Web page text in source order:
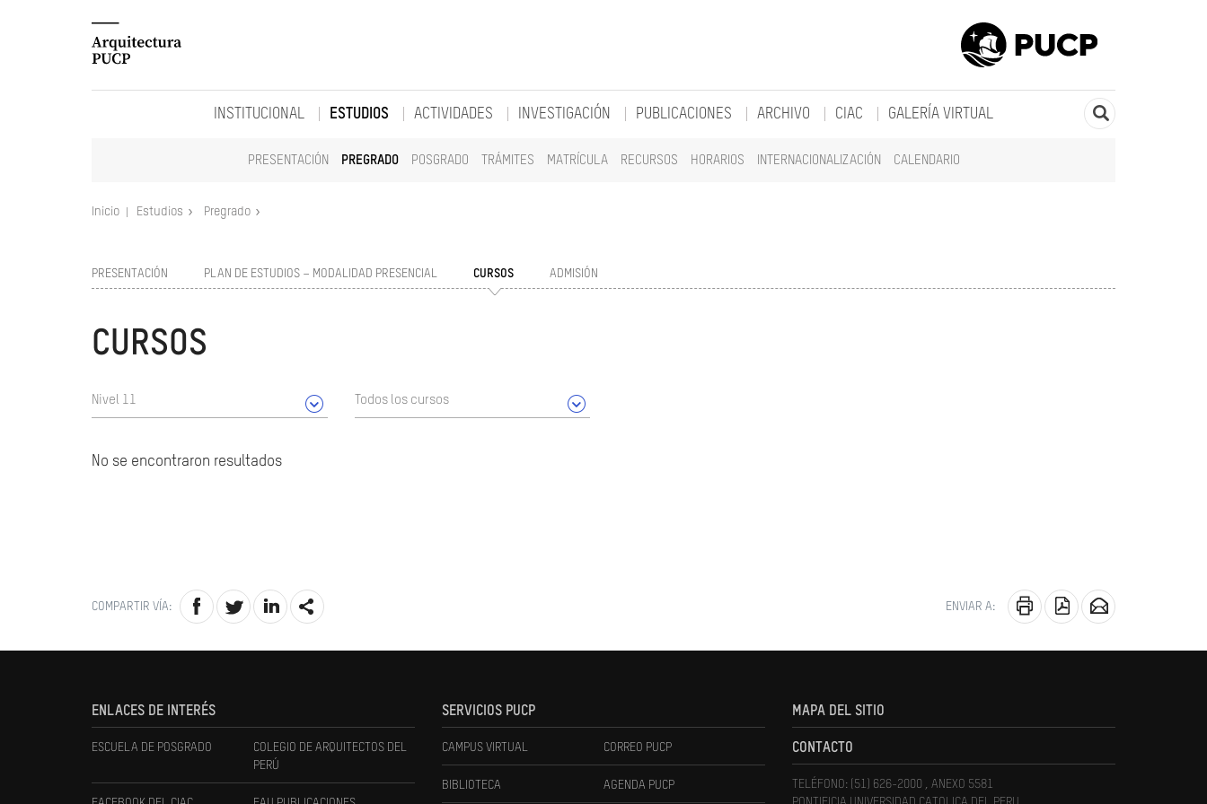
INSTITUCIONAL ESTUDIOS
PRESENTACIÓN PREGRADO POSGRADO TRÁMITES MATRÍCULA RECURSOS HORARIOS INTERNACIONALIZACIÓN CALENDARIO
ACTIVIDADES INVESTIGACIÓN PUBLICACIONES ARCHIVO CIAC GALERÍA VIRTUAL
Inicio Estudios Pregrado
PRESENTACIÓN PLAN DE ESTUDIOS – MODALIDAD PRESENCIAL CURSOS ADMISIÓN
CURSOS
Nivel 11 Todos los cursos
No se encontraron resultados
COMPARTIR VÍA: ENVIAR A:
ENLACES DE INTERÉS
ESCUELA DE POSGRADO
COLEGIO DE ARQUITECTOS DEL
PERÚ
SERVICIOS PUCP
CAMPUS VIRTUAL CORREO PUCP
BIBLIOTECA AGENDA PUCP
MAPA DEL SITIO
CONTACTO
TELÉFONO: (51) 626-2000 , ANEXO 5581